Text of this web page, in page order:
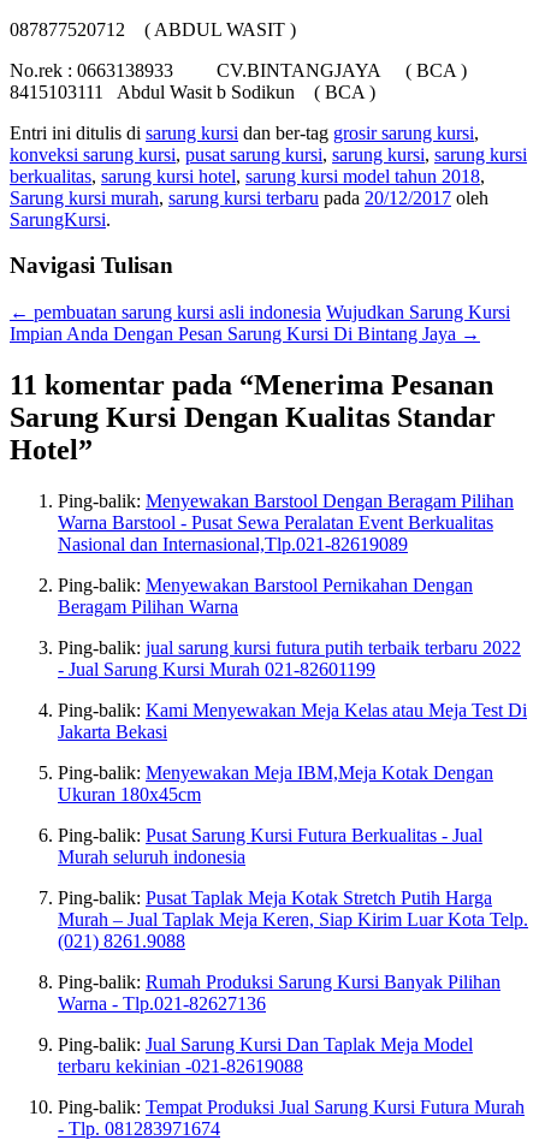
087877520712 ( ABDUL WASIT )
No.rek : 0663138933 CV.BINTANGJAYA ( BCA )
8415103111 Abdul Wasit b Sodikun ( BCA )
Entri ini ditulis di sarung kursi dan ber-tag grosir sarung kursi,
konveksi sarung kursi, pusat sarung kursi, sarung kursi, sarung kursi
berkualitas, sarung kursi hotel, sarung kursi model tahun 2018,
Sarung kursi murah, sarung kursi terbaru pada 20/12/2017 oleh
SarungKursi.
Navigasi Tulisan
← pembuatan sarung kursi asli indonesia Wujudkan Sarung Kursi
Impian Anda Dengan Pesan Sarung Kursi Di Bintang Jaya →
11 komentar pada “Menerima Pesanan
Sarung Kursi Dengan Kualitas Standar
Hotel”
Ping-balik: Menyewakan Barstool Dengan Beragam Pilihan
Warna Barstool - Pusat Sewa Peralatan Event Berkualitas
Nasional dan Internasional,Tlp.021-82619089
Ping-balik: Menyewakan Barstool Pernikahan Dengan
Beragam Pilihan Warna
Ping-balik: jual sarung kursi futura putih terbaik terbaru 2022
- Jual Sarung Kursi Murah 021-82601199
Ping-balik: Kami Menyewakan Meja Kelas atau Meja Test Di
Jakarta Bekasi
Ping-balik: Menyewakan Meja IBM,Meja Kotak Dengan
Ukuran 180x45cm
Ping-balik: Pusat Sarung Kursi Futura Berkualitas - Jual
Murah seluruh indonesia
Ping-balik: Pusat Taplak Meja Kotak Stretch Putih Harga
Murah – Jual Taplak Meja Keren, Siap Kirim Luar Kota Telp.
(021) 8261.9088
Ping-balik: Rumah Produksi Sarung Kursi Banyak Pilihan
Warna - Tlp.021-82627136
Ping-balik: Jual Sarung Kursi Dan Taplak Meja Model
terbaru kekinian -021-82619088
Ping-balik: Tempat Produksi Jual Sarung Kursi Futura Murah
- Tlp. 081283971674